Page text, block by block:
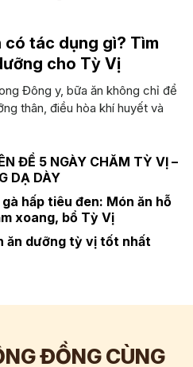
có tác dụng gì? Tìm
cho Tỳ Vị
Đông y, bữa ăn không chỉ để
thân, điều hòa khí huyết và
ĐỀ 5 NGÀY CHĂM TỲ VỊ –
DẠ DÀY
hấp tiêu đen: Món ăn hỗ
xoang, bổ Tỳ Vị
ăn dưỡng tỳ vị tốt nhất
ĐỒNG CÙNG